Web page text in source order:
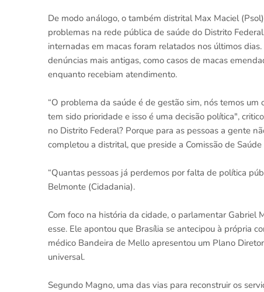
De modo análogo, o também distrital Max Maciel
problemas na rede pública de saúde do Distrito
internadas em macas foram relatados nos últimos
denúncias mais antigas, como casos de macas
enquanto recebiam atendimento.
“O problema da saúde é de gestão sim, nós temos
tem sido prioridade e isso é uma decisão política",
no Distrito Federal? Porque para as pessoas a gente
completou a distrital, que preside a Comissão de Saúde
“Quantas pessoas já perdemos por falta de política
Belmonte (Cidadania).
Com foco na história da cidade, o parlamentar
esse. Ele apontou que Brasília se antecipou à própria
médico Bandeira de Mello apresentou um Plano
universal.
Segundo Magno, uma das vias para reconstruir os